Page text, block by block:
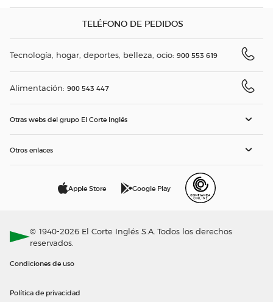
TELÉFONO DE PEDIDOS
Tecnología, hogar, deportes, belleza, ocio: 900 553 619
Alimentación: 900 543 447
Otras webs del grupo El Corte Inglés
Otros enlaces
Apple Store Google Play
© 1940-2026 El Corte Inglés S.A. Todos los derechos
reservados.
Condiciones de uso
Política de privacidad